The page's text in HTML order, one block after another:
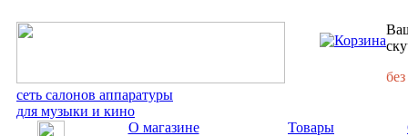
сеть салонов аппаратуры
для музыки и кино
О магазине Товары